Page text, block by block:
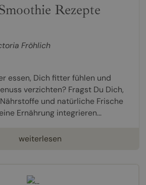
Rezepte
Fröhlich
essen, Dich fitter fühlen und
verzichten? Fragst Du Dich,
und natürliche Frische
Ernährung integrieren...
weiterlesen